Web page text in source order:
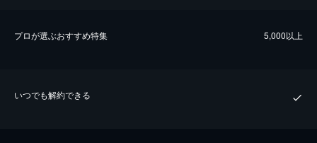
プロが選ぶおすすめ特集 5,000以上
いつでも解約できる